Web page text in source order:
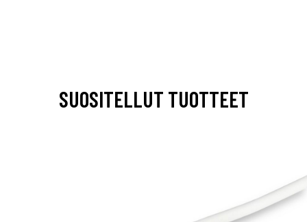
SUOSITELLUT TUOTTEET